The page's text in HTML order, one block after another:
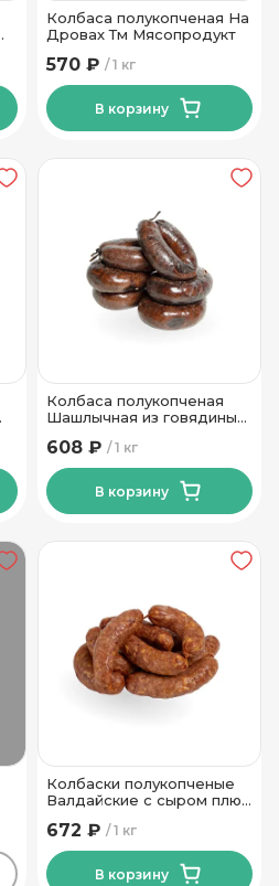
Колбаса полукопченая На
Дровах Тм Мясопродукт
1 кг
570 ₽
В корзину
Колбаса полукопченая
Шашлычная из говядины
1 кг
608 ₽
В корзину
Колбаски полукопченые
Валдайские с сыром плюс
1 кг
672 ₽
В корзину